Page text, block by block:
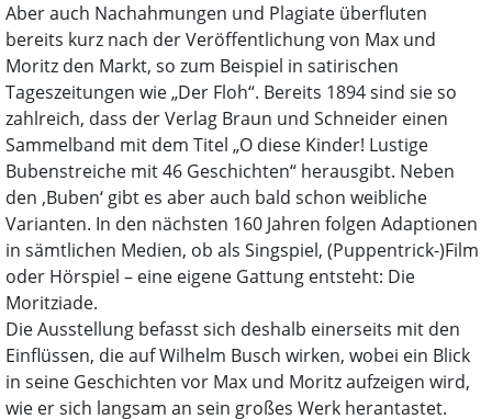
Aber auch Nachahmungen und Plagiate überfluten
bereits kurz nach der Veröffentlichung von Max und
Moritz den Markt, so zum Beispiel in satirischen
Tageszeitungen wie „Der Floh“. Bereits 1894 sind sie so
zahlreich, dass der Verlag Braun und Schneider einen
Sammelband mit dem Titel „O diese Kinder! Lustige
Bubenstreiche mit 46 Geschichten“ herausgibt. Neben
den ‚Buben‘ gibt es aber auch bald schon weibliche
Varianten. In den nächsten 160 Jahren folgen Adaptionen
in sämtlichen Medien, ob als Singspiel, (Puppentrick-)Film
oder Hörspiel – eine eigene Gattung entsteht: Die
Moritziade.
Die Ausstellung befasst sich deshalb einerseits mit den
Einflüssen, die auf Wilhelm Busch wirken, wobei ein Blick
in seine Geschichten vor Max und Moritz aufzeigen wird,
wie er sich langsam an sein großes Werk herantastet.